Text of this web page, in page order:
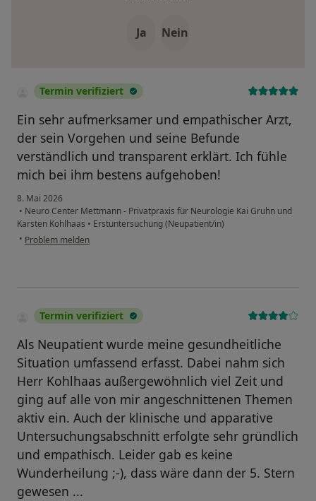
Ja Nein
Termin verifiziert
Ein sehr aufmerksamer und empathischer Arzt,
der sein Vorgehen und seine Befunde
verständlich und transparent erklärt. Ich fühle
mich bei ihm bestens aufgehoben!
8. Mai 2026
• Neuro Center Mettmann - Privatpraxis für Neurologie Kai Gruhn und
Karsten Kohlhaas • Erstuntersuchung (Neupatient/in)
• Problem melden
Termin verifiziert
Als Neupatient wurde meine gesundheitliche
Situation umfassend erfasst. Dabei nahm sich
Herr Kohlhaas außergewöhnlich viel Zeit und
ging auf alle von mir angeschnittenen Themen
aktiv ein. Auch der klinische und apparative
Untersuchungsabschnitt erfolgte sehr gründlich
und empathisch. Leider gab es keine
Wunderheilung ;-), dass wäre dann der 5. Stern
gewesen ...